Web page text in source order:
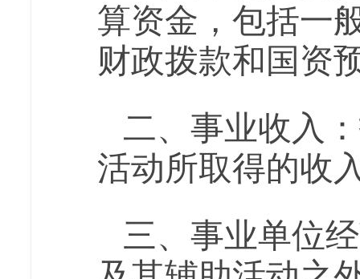
算资金，包括一
财政拨款和 国资
二、事业收入：
活动所取得的收
三、事业单位